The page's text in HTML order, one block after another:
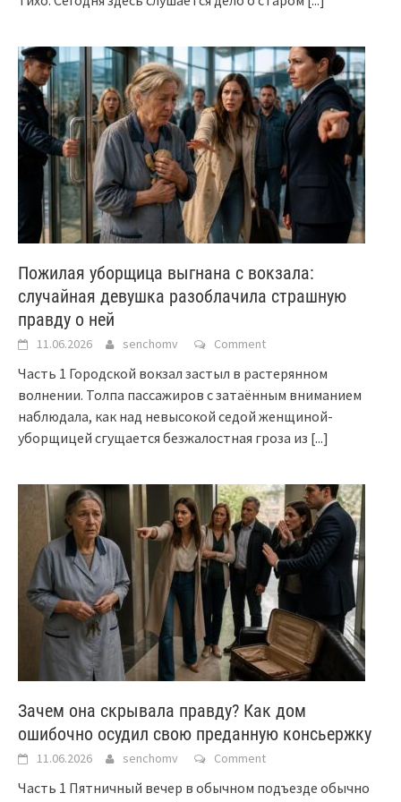
Пожилая уборщица выгнана с вокзала:
случайная девушка разоблачила страшную
правду о ней
11.06.2026 senchomv Comment
Часть 1 Городской вокзал застыл в растерянном
волнении. Толпа пассажиров с затаённым вниманием
наблюдала, как над невысокой седой женщиной-
уборщицей сгущается безжалостная гроза из [...]
Зачем она скрывала правду? Как дом
ошибочно осудил свою преданную консьержку
11.06.2026 senchomv Comment
Часть 1 Пятничный вечер в обычном подъезде обычно